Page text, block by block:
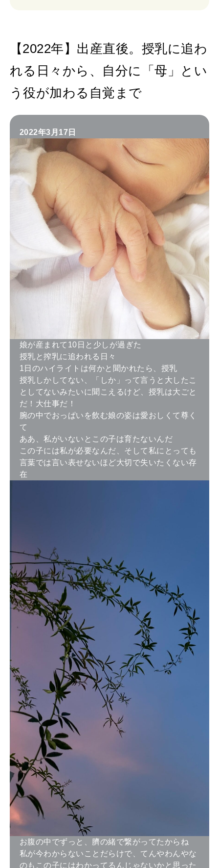
【2022年】出産直後。授乳に追わ
れる日々から、自分に「母」とい
う役が加わる自覚まで
2022年3月17日
娘が産まれて10日と少しが過ぎた
授乳と搾乳に追われる日々
1日のハイライトは何かと聞かれたら、授乳
授乳しかしてない、「しか」って言うと大したこ
としてないみたいに聞こえるけど、授乳は大ごと
だ！大仕事だ！
腕の中でおっぱいを飲む娘の姿は愛おしくて尊く
て
ああ、私がいないとこの子は育たないんだ
この子には私が必要なんだ、そして私にとっても
言葉では言い表せないほど大切で失いたくない存
在
お腹の中でずっと、臍の緒で繋がってたからね
私が今わからないことだらけで、てんやわんやな
のもこの子にはわかってるんじゃないかと思った